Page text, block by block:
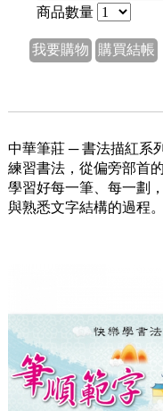
商品數量
我要購物 購買結帳
中華筆莊 ─ 書法描紅系列
練習書法，從偏旁部首
學習好每一筆、每一劃
與熟悉文字結構的過程。